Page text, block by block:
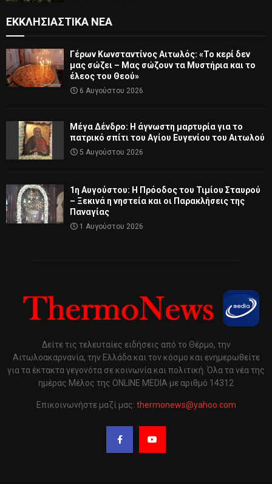
ΕΚΚΛΗΣΙΑΣΤΙΚΆ ΝΈΑ
Γέρων Κωνσταντίνος Αιτωλός: «Το κερί δεν
μας σώζει – Μας σώζουν τα Μυστήρια και το
έλεος του Θεού»
6 Αυγούστου 2026
Μέγα Δένδρο: Η άγνωστη μαρτυρία για το
πατρικό σπίτι του Αγίου Ευγενίου του Αιτωλού
5 Αυγούστου 2026
1η Αυγούστου: Η Πρόοδος του Τιμίου Σταυρού
– Ξεκινά η νηστεία και οι Παρακλήσεις της
Παναγίας
1 Αυγούστου 2026
Δείτε τις τελευταίες ειδήσεις από το Θέρμο, την
Αιτωλοακαρνανία, την Ελλάδα και τον κόσμο και ενημερωθείτε
για τα έκτακτα γεγονότα σε κοινωνία και πολιτική. Όλα τα νέα της
ημέρας Μέλος της ONLINE MEDIA με αριθμό 14312
Επικοινωνήστε μαζί μας: thermonews@yahoo.com